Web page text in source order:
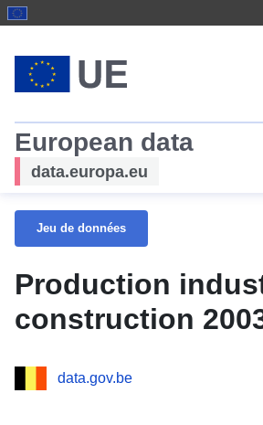
European data
data.europa.eu
Jeu de données
Production
construction
data.gov.be